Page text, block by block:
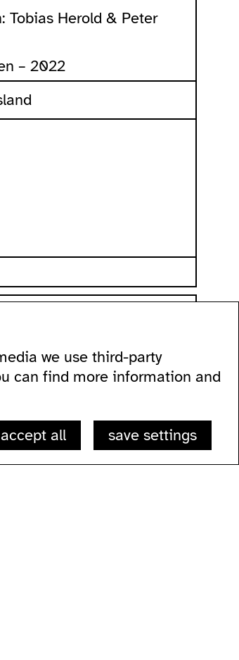
Tobias Herold & Peter
– 2022
we use third-party
can find more information and
accept all save settings